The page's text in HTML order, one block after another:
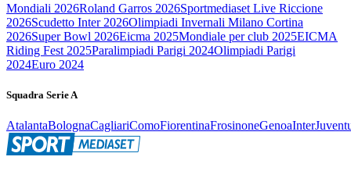
Mondiali 2026Roland Garros 2026Sportmediaset Live Riccione
2026Scudetto Inter 2026Olimpiadi Invernali Milano Cortina
2026Super Bowl 2026Eicma 2025Mondiale per club 2025EICMA
Riding Fest 2025Paralimpiadi Parigi 2024Olimpiadi Parigi
2024Euro 2024
Squadra Serie A
AtalantaBolognaCagliariComoFiorentinaFrosinoneGenoaInter